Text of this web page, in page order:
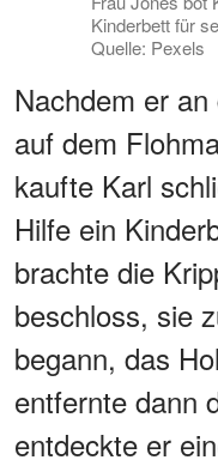
Kinderbett für
Quelle: Pexels
Nachdem er
auf dem
kaufte Karl
Hilfe ein
brachte die
beschloss, sie
begann, das
entfernte dann
entdeckte er